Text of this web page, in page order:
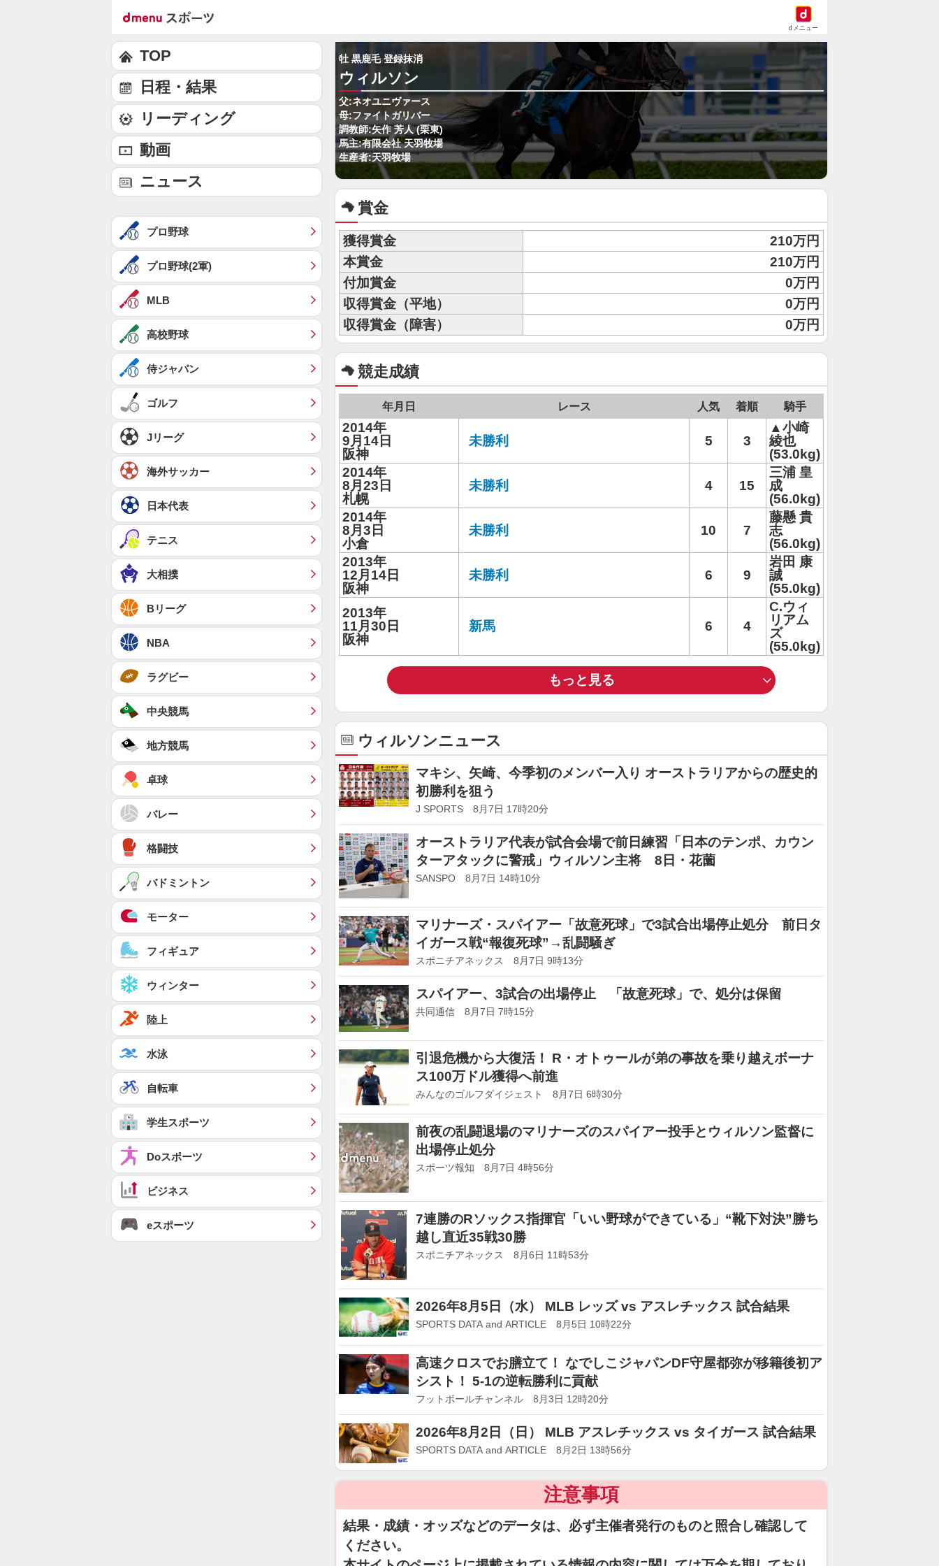
dメニュー
牡 黒鹿毛 登録抹消
ウィルソン
父:ネオユニヴァース
母:ファイトガリバー
調教師:矢作 芳人 (栗東)
馬主:有限会社 天羽牧場
生産者:天羽牧場
賞金
獲得賞金
210万円
本賞金
210万円
付加賞金
0万円
収得賞金（平地）
0万円
収得賞金（障害）
0万円
競走成績
年月日 レース 人気 着順 騎手
2014年
9月14日
阪神
未勝利 5 3
▲小崎
綾也
(53.0kg)
2014年
8月23日
札幌
未勝利 4 15
三浦 皇
成
(56.0kg)
2014年
8月3日
小倉
未勝利 10 7
藤懸 貴
志
(56.0kg)
2013年
12月14日
阪神
未勝利 6 9
岩田 康
誠
(55.0kg)
2013年
11月30日
阪神
新馬 6 4
C.ウィ
リアム
ズ
(55.0kg)
もっと見る
ウィルソンニュース
マキシ、矢崎、今季初のメンバー入り オーストラリアからの歴史的
初勝利を狙う
J SPORTS 8月7日 17時20分
オーストラリア代表が試合会場で前日練習「日本のテンポ、カウン
ターアタックに警戒」ウィルソン主将 8日・花薗
SANSPO 8月7日 14時10分
マリナーズ・スパイアー「故意死球」で3試合出場停止処分 前日タ
イガース戦“報復死球”→乱闘騒ぎ
スポニチアネックス 8月7日 9時13分
スパイアー、3試合の出場停止 「故意死球」で、処分は保留
共同通信 8月7日 7時15分
引退危機から大復活！ R・オトゥールが弟の事故を乗り越えボーナ
ス100万ドル獲得へ前進
みんなのゴルフダイジェスト 8月7日 6時30分
前夜の乱闘退場のマリナーズのスパイアー投手とウィルソン監督に
出場停止処分
スポーツ報知 8月7日 4時56分
7連勝のRソックス指揮官「いい野球ができている」“靴下対決”勝ち
越し直近35戦30勝
スポニチアネックス 8月6日 11時53分
2026年8月5日（水） MLB レッズ vs アスレチックス 試合結果
SPORTS DATA and ARTICLE 8月5日 10時22分
高速クロスでお膳立て！ なでしこジャパンDF守屋都弥が移籍後初ア
シスト！ 5-1の逆転勝利に貢献
フットボールチャンネル 8月3日 12時20分
2026年8月2日（日） MLB アスレチックス vs タイガース 試合結果
SPORTS DATA and ARTICLE 8月2日 13時56分
注意事項
結果・成績・オッズなどのデータは、必ず主催者発行のものと照合し確認して
ください。
TOP
日程・結果
リーディング
動画
ニュース
プロ野球
プロ野球(2軍)
MLB
高校野球
侍ジャパン
ゴルフ
Jリーグ
海外サッカー
日本代表
テニス
大相撲
Bリーグ
NBA
ラグビー
中央競馬
地方競馬
卓球
バレー
格闘技
バドミントン
モーター
フィギュア
ウィンター
陸上
水泳
自転車
学生スポーツ
Doスポーツ
ビジネス
eスポーツ